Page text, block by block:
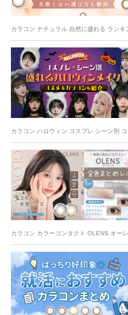
カラコン ナチュラル 自然に盛れる ランキ
カラコン ハロウィン コスプレ シーン別 コ
カラコン カラーコンタクト OLENS オー